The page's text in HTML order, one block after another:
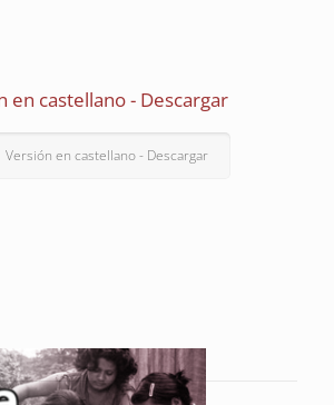
en castellano - Descargar
Versión en castellano - Descargar